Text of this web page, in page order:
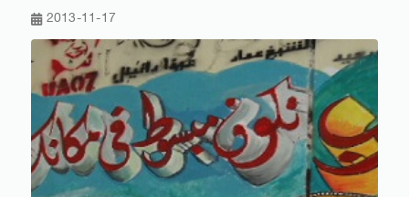
2013-11-17